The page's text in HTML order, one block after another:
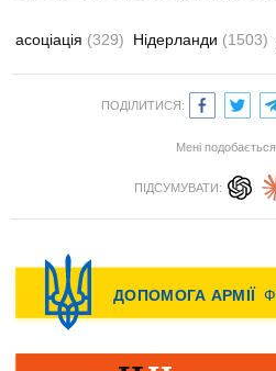
асоціація (329) Нідерланди (1503)
ПОДІЛИТИСЯ:
Мені подобається
ПІДСУМУВАТИ: